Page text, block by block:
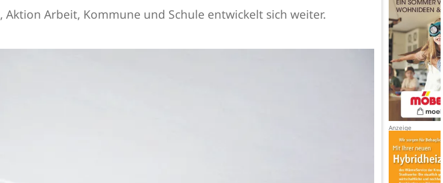
Arbeit, Kommune und Schule entwickelt sich weiter.